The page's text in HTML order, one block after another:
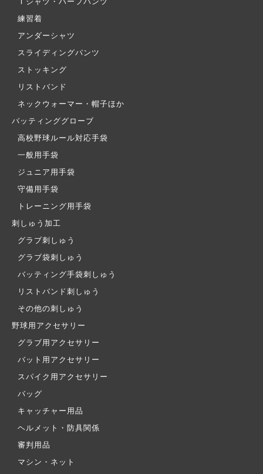
練習着
アンダーシャツ
スライディングパンツ
ストッキング
リストバンド
ネックウォーマー・帽子ほか
バッティンググローブ
高校野球ルール対応手袋
一般用手袋
ジュニア用手袋
守備用手袋
トレーニング用手袋
刺しゅう加工
グラブ刺しゅう
グラブ袋刺しゅう
バッティング手袋刺しゅう
リストバンド刺しゅう
その他の刺しゅう
野球用アクセサリー
グラブ用アクセサリー
バット用アクセサリー
スパイク用アクセサリー
バッグ
キャッチャー用品
ヘルメット・防具関係
審判用品
マシン・ネット